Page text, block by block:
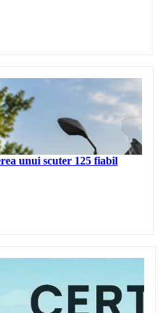
unui scuter 125 fiabil